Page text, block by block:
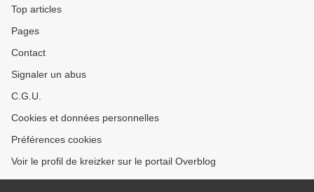
Top articles
Pages
Contact
Signaler un abus
C.G.U.
Cookies et données personnelles
Préférences cookies
Voir le profil de kreizker sur le portail Overblog